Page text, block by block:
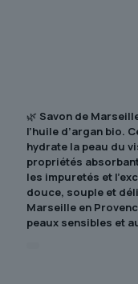
🌿 Savon de
l’huile d’argan bio.
hydrate la peau du
propriétés
les impuretés et
douce, souple et
Marseille en
peaux sensibles et